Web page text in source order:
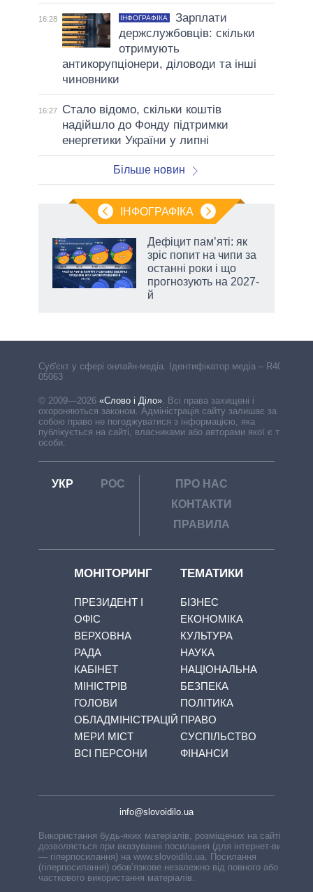
16:28 ІНФОГРАФІКА
Зарплати
держслужбовців: скільки
отримують
антикорупціонери, діловоди та інші
чиновники
16:27
Стало відомо, скільки коштів
надійшло до Фонду підтримки
енергетики України у липні
Більше новин
ІНФОГРАФІКА
Дефіцит пам’яті: як
зріс попит на чипи за
останні роки і що
прогнозують на 2027-
й
Cуб'єкт у сфері онлайн-медіа. Ідентифікатор медіа – R40-
05063
© 2009—2026 «Слово і Діло»
Всі права захищені і
охороняються законом. Адміністрація сайту залишає за
собою право не погоджуватися з інформацією, яка
публікується на сайті, власниками або авторами якої є треті
особи.
УКР РОС
ПРО НАС
КОНТАКТИ
ПРАВИЛА
МОНІТОРИНГ
ПРЕЗИДЕНТ І
ОФІС
ВЕРХОВНА
РАДА
КАБІНЕТ
МІНІСТРІВ
ГОЛОВИ
ОБЛАДМІНІСТРАЦІЙ
МЕРИ МІСТ
ВСІ ПЕРСОНИ
ТЕМАТИКИ
БІЗНЕС
ЕКОНОМІКА
КУЛЬТУРА
НАУКА
НАЦІОНАЛЬНА
БЕЗПЕКА
ПОЛІТИКА
ПРАВО
СУСПІЛЬСТВО
ФІНАНСИ
info@slovoidilo.ua
Використання будь-яких матеріалів, розміщених на сайті,
дозволяється при вказуванні посилання (для інтернет-видань
— гіперпосилання) на www.slovoidilo.ua. Посилання
(гіперпосилання) обов’язкове незалежно від повного або
часткового використання матеріалів.